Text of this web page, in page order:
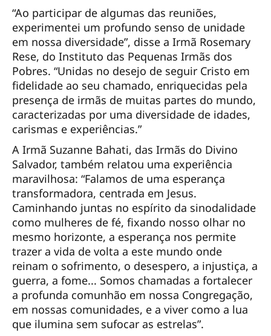
“Ao participar de algumas das reuniões,
experimentei um profundo senso de unidade
em nossa diversidade”, disse a Irmã Rosemary
Rese, do Instituto das Pequenas Irmãs dos
Pobres. “Unidas no desejo de seguir Cristo em
fidelidade ao seu chamado, enriquecidas pela
presença de irmãs de muitas partes do mundo,
caracterizadas por uma diversidade de idades,
carismas e experiências.”
A Irmã Suzanne Bahati, das Irmãs do Divino
Salvador, também relatou uma experiência
maravilhosa: “Falamos de uma esperança
transformadora, centrada em Jesus.
Caminhando juntas no espírito da sinodalidade
como mulheres de fé, fixando nosso olhar no
mesmo horizonte, a esperança nos permite
trazer a vida de volta a este mundo onde
reinam o sofrimento, o desespero, a injustiça, a
guerra, a fome... Somos chamadas a fortalecer
a profunda comunhão em nossa Congregação,
em nossas comunidades, e a viver como a lua
que ilumina sem sufocar as estrelas”.